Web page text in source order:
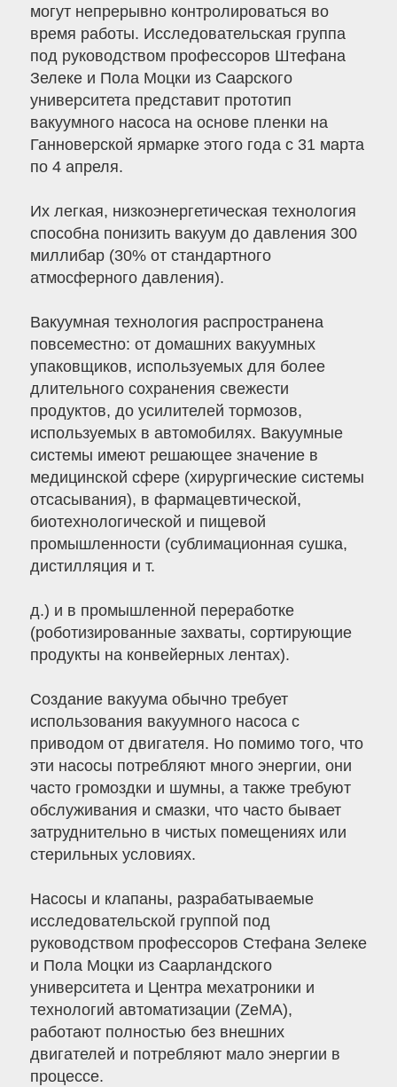
могут непрерывно контролироваться во
время работы. Исследовательская группа
под руководством профессоров Штефана
Зелеке и Пола Моцки из Саарского
университета представит прототип
вакуумного насоса на основе пленки на
Ганноверской ярмарке этого года с 31 марта
по 4 апреля.
Их легкая, низкоэнергетическая технология
способна понизить вакуум до давления 300
миллибар (30% от стандартного
атмосферного давления).
Вакуумная технология распространена
повсеместно: от домашних вакуумных
упаковщиков, используемых для более
длительного сохранения свежести
продуктов, до усилителей тормозов,
используемых в автомобилях. Вакуумные
системы имеют решающее значение в
медицинской сфере (хирургические системы
отсасывания), в фармацевтической,
биотехнологической и пищевой
промышленности (сублимационная сушка,
дистилляция и т.
д.) и в промышленной переработке
(роботизированные захваты, сортирующие
продукты на конвейерных лентах).
Создание вакуума обычно требует
использования вакуумного насоса с
приводом от двигателя. Но помимо того, что
эти насосы потребляют много энергии, они
часто громоздки и шумны, а также требуют
обслуживания и смазки, что часто бывает
затруднительно в чистых помещениях или
стерильных условиях.
Насосы и клапаны, разрабатываемые
исследовательской группой под
руководством профессоров Стефана Зелеке
и Пола Моцки из Саарландского
университета и Центра мехатроники и
технологий автоматизации (ZeMA),
работают полностью без внешних
двигателей и потребляют мало энергии в
процессе.